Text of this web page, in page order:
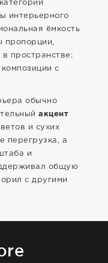
интерьерного
ёмкость
пропорции,
в пространстве:
с
обычно
акцент
и сухих
перегрузка, а
и
общую
с другими